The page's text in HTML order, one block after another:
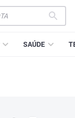
SAÚDE